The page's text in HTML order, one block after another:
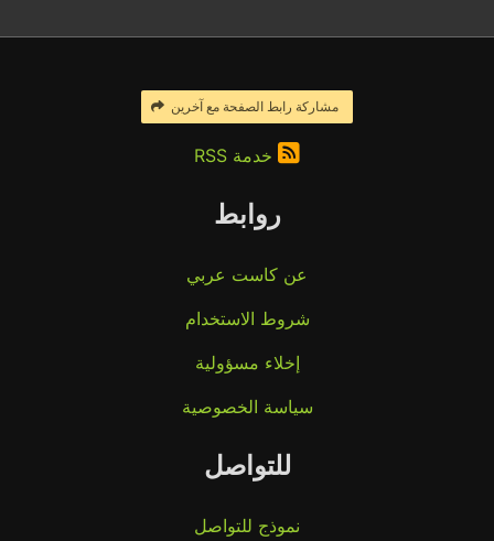
مشاركة رابط الصفحة مع آخرين
خدمة RSS
روابط
عن كاست عربي
شروط الاستخدام
إخلاء مسؤولية
سياسة الخصوصية
للتواصل
نموذج للتواصل